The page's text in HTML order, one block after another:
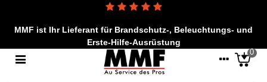
MMF ist Ihr Lieferant für Brandschutz-, Beleuchtungs- und
Erste-Hilfe-Ausrüstung
0